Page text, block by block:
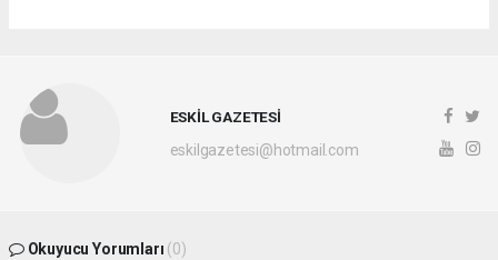
ESKİL GAZETESİ
eskilgazetesi@hotmail.com
Okuyucu Yorumları (0)